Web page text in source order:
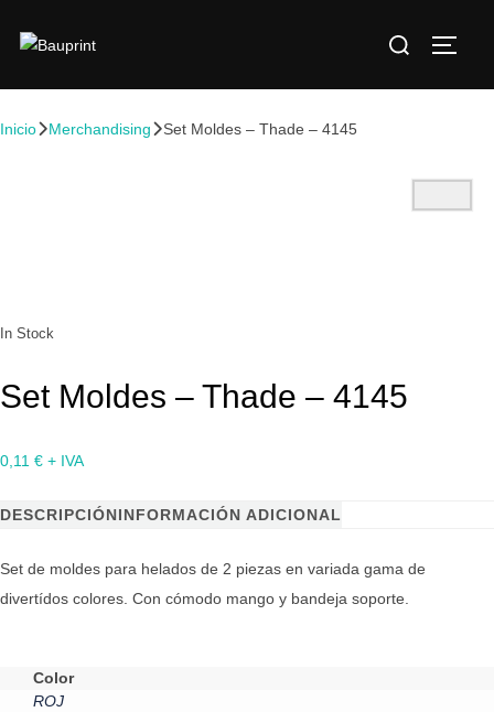
Inicio Merchandising Set Moldes – Thade – 4145
In Stock
Set Moldes – Thade – 4145
0,11 € + IVA
DESCRIPCIÓNINFORMACIÓN ADICIONAL
Set de moldes para helados de 2 piezas en variada gama de
divertídos colores. Con cómodo mango y bandeja soporte.
Color
ROJ